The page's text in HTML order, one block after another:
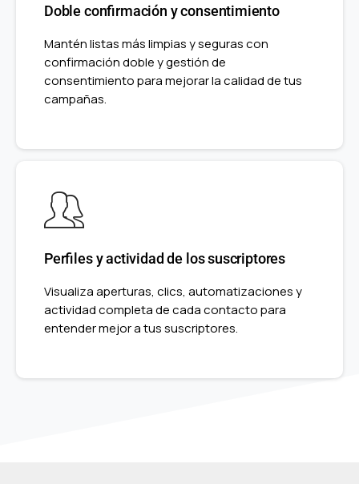
Doble confirmación y consentimiento
Mantén listas más limpias y seguras con
confirmación doble y gestión de
consentimiento para mejorar la calidad de tus
campañas.
Perfiles y actividad de los suscriptores
Visualiza aperturas, clics, automatizaciones y
actividad completa de cada contacto para
entender mejor a tus suscriptores.